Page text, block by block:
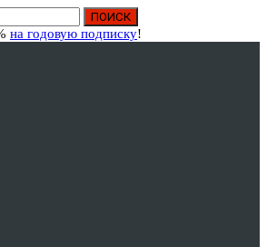
на годовую подписку!